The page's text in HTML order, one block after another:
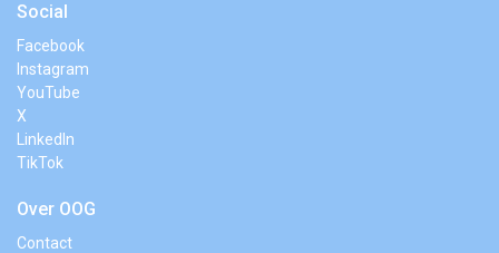
Social
Facebook
Instagram
YouTube
X
LinkedIn
TikTok
Over OOG
Contact